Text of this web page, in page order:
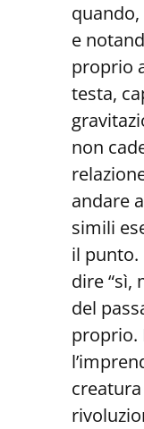
e
proprio
testa,
non
andare
simili
il punto.
dire “sì,
del
proprio.